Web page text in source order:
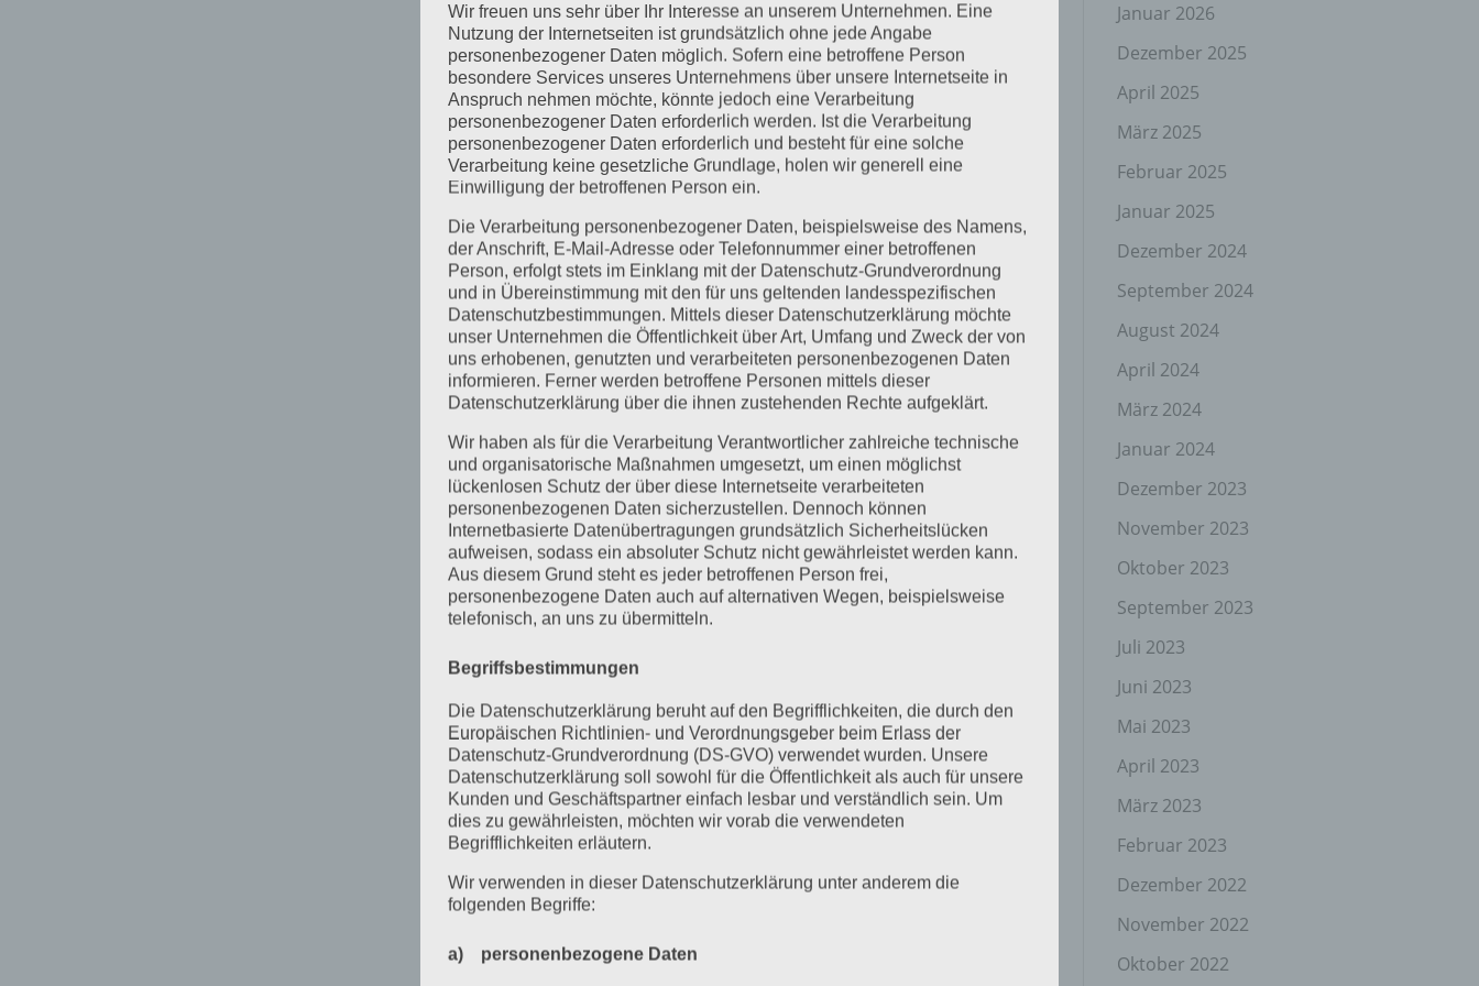
Januar 2026
Dezember 2025
April 2025
März 2025
Februar 2025
Januar 2025
Dezember 2024
September 2024
August 2024
April 2024
März 2024
Januar 2024
Dezember 2023
November 2023
Oktober 2023
September 2023
Juli 2023
Juni 2023
Mai 2023
April 2023
März 2023
Februar 2023
Dezember 2022
November 2022
Oktober 2022
Wir freuen uns sehr über Ihr Interesse an unserem Unternehmen. Eine
Nutzung der Internetseiten ist grundsätzlich ohne jede Angabe
personenbezogener Daten möglich. Sofern eine betroffene Person
besondere Services unseres Unternehmens über unsere Internetseite in
Anspruch nehmen möchte, könnte jedoch eine Verarbeitung
personenbezogener Daten erforderlich werden. Ist die Verarbeitung
personenbezogener Daten erforderlich und besteht für eine solche
Verarbeitung keine gesetzliche Grundlage, holen wir generell eine
Einwilligung der betroffenen Person ein.
Die Verarbeitung personenbezogener Daten, beispielsweise des Namens,
der Anschrift, E-Mail-Adresse oder Telefonnummer einer betroffenen
Person, erfolgt stets im Einklang mit der Datenschutz-Grundverordnung
und in Übereinstimmung mit den für uns geltenden landesspezifischen
Datenschutzbestimmungen. Mittels dieser Datenschutzerklärung möchte
unser Unternehmen die Öffentlichkeit über Art, Umfang und Zweck der von
uns erhobenen, genutzten und verarbeiteten personenbezogenen Daten
informieren. Ferner werden betroffene Personen mittels dieser
Datenschutzerklärung über die ihnen zustehenden Rechte aufgeklärt.
Wir haben als für die Verarbeitung Verantwortlicher zahlreiche technische
und organisatorische Maßnahmen umgesetzt, um einen möglichst
lückenlosen Schutz der über diese Internetseite verarbeiteten
personenbezogenen Daten sicherzustellen. Dennoch können
Internetbasierte Datenübertragungen grundsätzlich Sicherheitslücken
aufweisen, sodass ein absoluter Schutz nicht gewährleistet werden kann.
Aus diesem Grund steht es jeder betroffenen Person frei,
personenbezogene Daten auch auf alternativen Wegen, beispielsweise
telefonisch, an uns zu übermitteln.
Begriffsbestimmungen
Die Datenschutzerklärung beruht auf den Begrifflichkeiten, die durch den
Europäischen Richtlinien- und Verordnungsgeber beim Erlass der
Datenschutz-Grundverordnung (DS-GVO) verwendet wurden. Unsere
Datenschutzerklärung soll sowohl für die Öffentlichkeit als auch für unsere
Kunden und Geschäftspartner einfach lesbar und verständlich sein. Um
dies zu gewährleisten, möchten wir vorab die verwendeten
Begrifflichkeiten erläutern.
Wir verwenden in dieser Datenschutzerklärung unter anderem die
folgenden Begriffe:
a) personenbezogene Daten